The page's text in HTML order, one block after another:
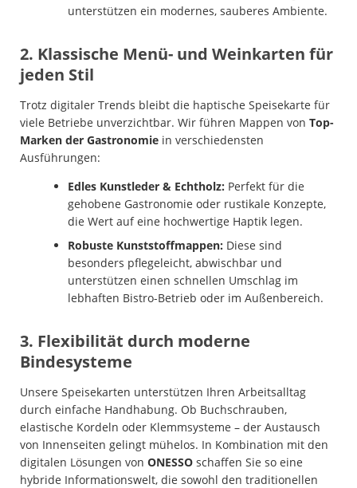
unterstützen ein modernes, sauberes Ambiente.
2. Klassische Menü- und Weinkarten für
jeden Stil
Trotz digitaler Trends bleibt die haptische Speisekarte für
viele Betriebe unverzichtbar. Wir führen Mappen von Top-
Marken der Gastronomie in verschiedensten
Ausführungen:
Edles Kunstleder & Echtholz: Perfekt für die
gehobene Gastronomie oder rustikale Konzepte,
die Wert auf eine hochwertige Haptik legen.
Robuste Kunststoffmappen: Diese sind
besonders pflegeleicht, abwischbar und
unterstützen einen schnellen Umschlag im
lebhaften Bistro-Betrieb oder im Außenbereich.
3. Flexibilität durch moderne
Bindesysteme
Unsere Speisekarten unterstützen Ihren Arbeitsalltag
durch einfache Handhabung. Ob Buchschrauben,
elastische Kordeln oder Klemmsysteme – der Austausch
von Innenseiten gelingt mühelos. In Kombination mit den
digitalen Lösungen von ONESSO schaffen Sie so eine
hybride Informationswelt, die sowohl den traditionellen